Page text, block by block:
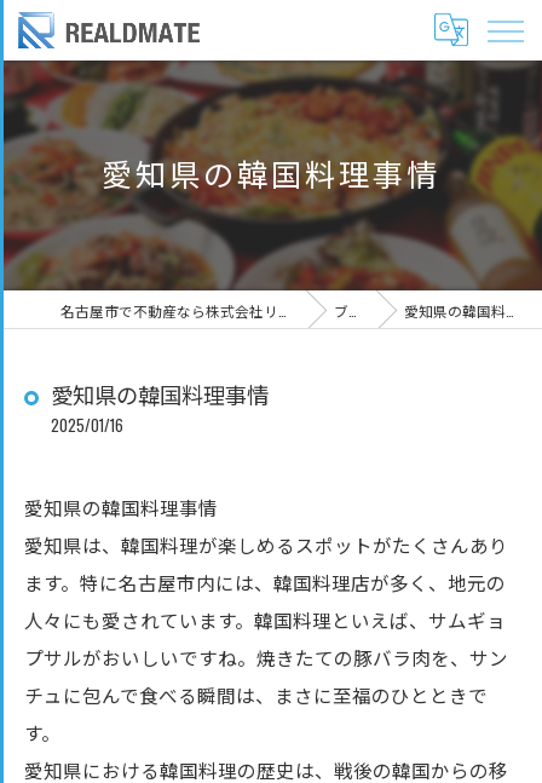
愛知県の韓国料理事情
ブログ 愛知県の韓国料理事情
愛知県の韓国料理事情
2025/01/16
愛知県の韓国料理事情
愛知県は、韓国料理が楽しめるスポットがたくさんあり
ます。特に名古屋市内には、韓国料理店が多く、地元の
人々にも愛されています。韓国料理といえば、サムギョ
プサルがおいしいですね。焼きたての豚バラ肉を、サン
チュに包んで食べる瞬間は、まさに至福のひとときで
す。
愛知県における韓国料理の歴史は、戦後の韓国からの移